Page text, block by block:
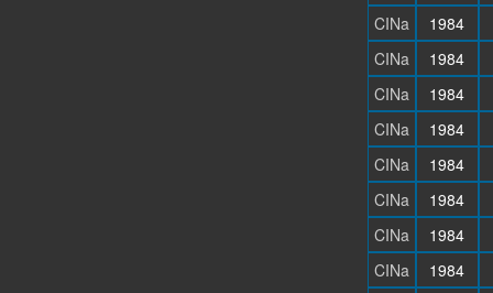
CINa
1984
CINa
1984
CINa
1984
CINa
1984
CINa
1984
CINa
1984
CINa
1984
CINa
1984